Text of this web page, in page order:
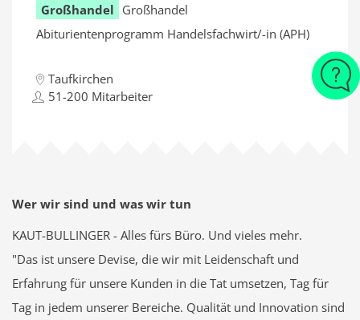
Großhandel Großhandel
Abiturientenprogramm Handelsfachwirt/-in (APH)
Taufkirchen
51-200 Mitarbeiter
Wer wir sind und was wir tun
KAUT-BULLINGER - Alles fürs Büro. Und vieles mehr.
"Das ist unsere Devise, die wir mit Leidenschaft und
Erfahrung für unsere Kunden in die Tat umsetzen, Tag für
Tag in jedem unserer Bereiche. Qualität und Innovation sind